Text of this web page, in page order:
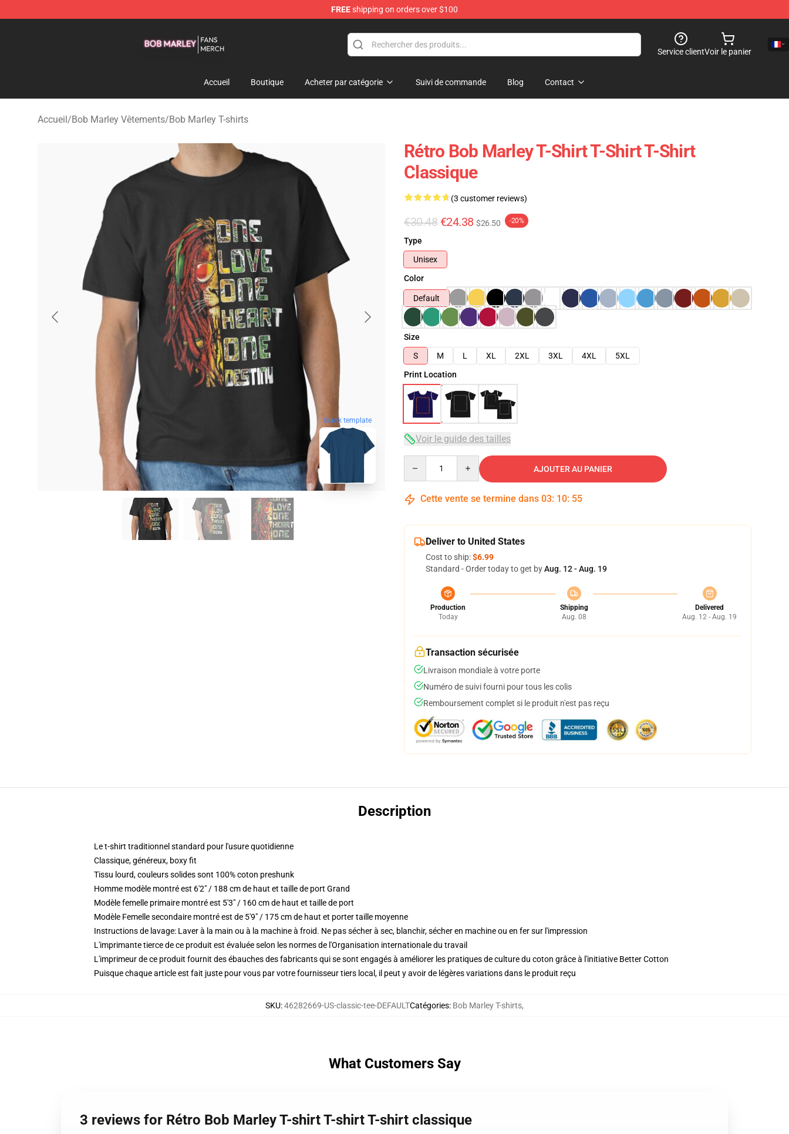
FREEshipping on orders over $100
Service clientVoir le panier
Accueil Boutique Acheter par catégorie Suivi de commande Blog Contact
Accueil/Bob Marley Vêtements/Bob Marley T-shirts
blank template
Rétro Bob Marley T-Shirt T-Shirt T-Shirt
Classique
(3 customer reviews)
€30.48 €24.38 $26.50 -20%
Type
Unisex
Color
Default
Size
S
M L XL 2XL 3XL 4XL
5XL
Print Location
Voir le guide des tailles
AJOUTER AU PANIER
Cette vente se termine dans 03: 10: 54
Deliver to United States
Cost to ship:$6.99
Standard - Order today to get byAug. 12 - Aug. 19
Production
Today
Shipping
Aug. 08
Delivered
Aug. 12 - Aug. 19
Transaction sécurisée
Livraison mondiale à votre porte
Numéro de suivi fourni pour tous les colis
Remboursement complet si le produit n'est pas reçu
Description
Le t-shirt traditionnel standard pour l'usure quotidienne
Classique, généreux, boxy fit
Tissu lourd, couleurs solides sont 100% coton preshunk
Homme modèle montré est 6'2" / 188 cm de haut et taille de port Grand
Modèle femelle primaire montré est 5'3" / 160 cm de haut et taille de port
Modèle Femelle secondaire montré est de 5'9" / 175 cm de haut et porter taille moyenne
Instructions de lavage: Laver à la main ou à la machine à froid. Ne pas sécher à sec, blanchir, sécher en machine ou en fer sur l'impression
L'imprimante tierce de ce produit est évaluée selon les normes de l'Organisation internationale du travail
L'imprimeur de ce produit fournit des ébauches des fabricants qui se sont engagés à améliorer les pratiques de culture du coton grâce à l'initiative Better Cotton
Puisque chaque article est fait juste pour vous par votre fournisseur tiers local, il peut y avoir de légères variations dans le produit reçu
SKU:46282669-US-classic-tee-DEFAULTCatégories: Bob Marley T-shirts,
What Customers Say
3 reviews for Rétro Bob Marley T-shirt T-shirt T-shirt classique